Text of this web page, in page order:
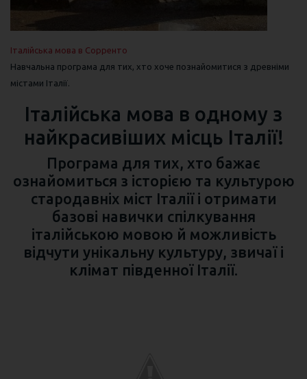
Італійська мова в Сорренто
Навчальна програма для тих, хто хоче познайомитися з древніми
містами Італії.
Італійська мова в одному з
найкрасивіших місць Італії!
Програма для тих, хто бажає
ознайомиться з історією та культурою
стародавніх міст Італії і отримати
базові навички спілкування
італійською мовою й можливість
відчути унікальну культуру, звичаї і
клімат південної Італії.